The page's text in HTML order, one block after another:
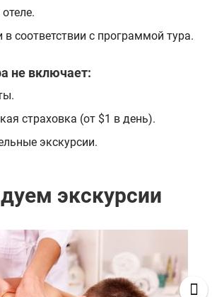
в соответствии с программой тура.
не включает:
страховка (от $1 в день).
экскурсии.
экскурсии